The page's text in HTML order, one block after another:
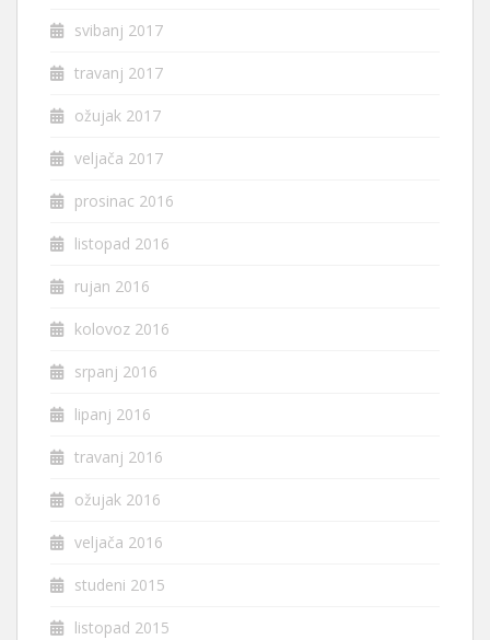
svibanj 2017
travanj 2017
ožujak 2017
veljača 2017
prosinac 2016
listopad 2016
rujan 2016
kolovoz 2016
srpanj 2016
lipanj 2016
travanj 2016
ožujak 2016
veljača 2016
studeni 2015
listopad 2015